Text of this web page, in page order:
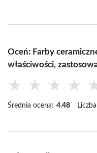
Oceń: Farby
właściwości,
★ ★ ★ ★
Średnia ocena: 4.48